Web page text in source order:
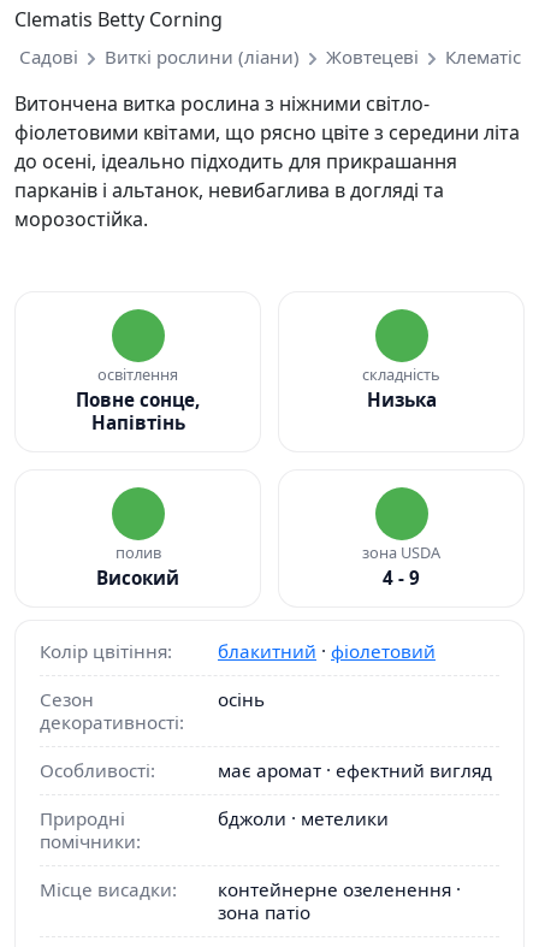
Clematis Betty Corning
Садові Виткі рослини (ліани) Жовтецеві Клематіс
Витончена витка рослина з ніжними світло-
фіолетовими квітами, що рясно цвіте з середини літа
до осені, ідеально підходить для прикрашання
парканів і альтанок, невибаглива в догляді та
морозостійка.
освітлення
Повне сонце,
Напівтінь
складність
Низька
полив
Високий
зона USDA
4 - 9
Колір цвітіння: блакитний · фіолетовий
Сезон
декоративності:
осінь
Особливості:
має аромат · ефектний вигляд
Природні
помічники:
бджоли · метелики
Місце висадки:
контейнерне озеленення ·
зона патіо